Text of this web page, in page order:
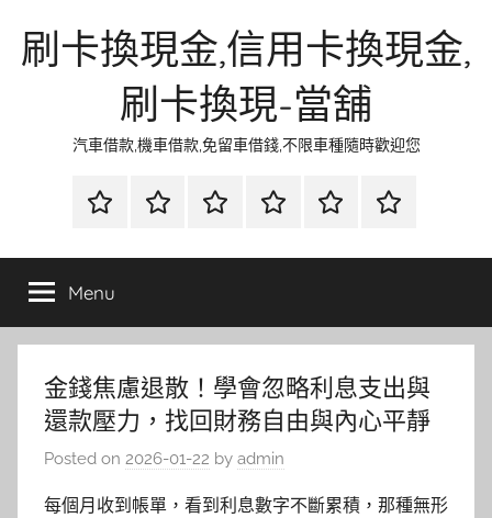
刷卡換現金,信用卡換現金,
刷卡換現-當舖
汽車借款,機車借款,免留車借錢,不限車種隨時歡迎您
首
當
金
網
資
流
時
環
清
聯
徵
Menu
金錢焦慮退散！學會忽略利息支出與
還款壓力，找回財務自由與內心平靜
Posted on 2026-01-22 by admin
每個月收到帳單，看到利息數字不斷累積，那種無形